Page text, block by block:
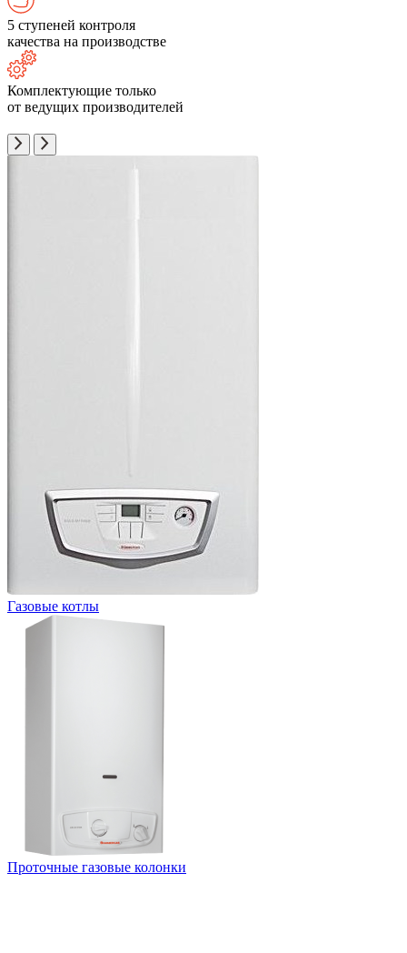
5 ступеней контроля
качества на производстве
Комплектующие только
от ведущих производителей
Газовые котлы
Проточные газовые колонки